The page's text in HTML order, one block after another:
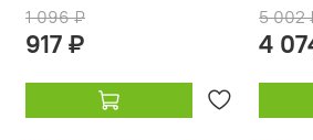
1 096 ₽
917 ₽
5 002
4